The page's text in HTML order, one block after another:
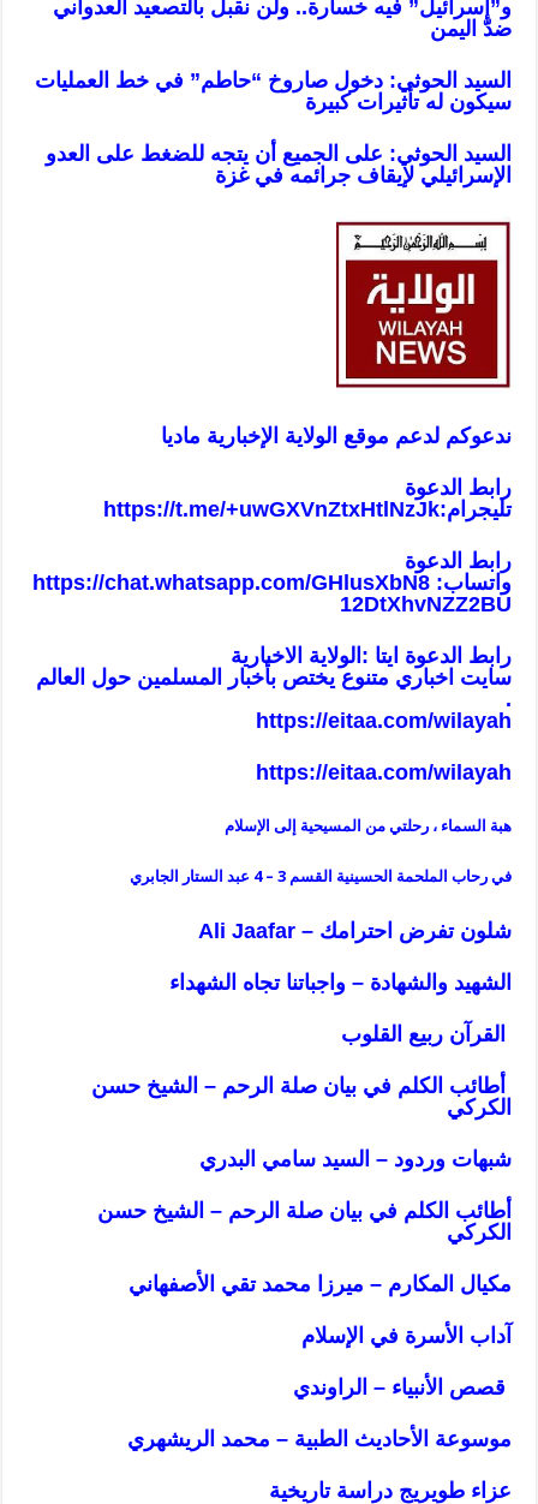
و”إسرائيل” فيه خسارة.. ولن نقبل بالتصعيد العدواني
ضدّ اليمن
السيد الحوثي: دخول صاروخ “حاطم” في خط العمليات
سيكون له تأثيرات كبيرة
السيد الحوثي: على الجميع أن يتجه للضغط على العدو
الإسرائيلي لإيقاف جرائمه في غزة
ندعوكم لدعم موقع الولاية الإخبارية ماديا
رابط الدعوة
تليجرام:https://t.me/+uwGXVnZtxHtlNzJk
رابط الدعوة
واتساب:https://chat.whatsapp.com/GHlusXbN8
12DtXhvNZZ2BU
رابط الدعوة ايتا :الولاية الاخبارية
سايت اخباري متنوع يختص بأخبار المسلمين حول العالم
.
https://eitaa.com/wilayah
https://eitaa.com/wilayah
هبة السماء ، رحلتي من المسيحية إلى الإسلام
في رحاب الملحمة الحسينية القسم 3 – 4 عبد الستار الجابري
شلون تفرض احترامك – Ali Jaafar
الشهيد والشهادة – واجباتنا تجاه الشهداء
القرآن ربيع القلوب
أطائب الكلم في بيان صلة الرحم – الشيخ حسن
الكركي
شبهات وردود – السيد سامي البدري
أطائب الكلم في بيان صلة الرحم – الشيخ حسن
الكركي
مكيال المكارم – ميرزا محمد تقي الأصفهاني
آداب الأسرة في الإسلام
قصص الأنبياء – الراوندي
موسوعة الأحاديث الطبية – محمد الريشهري
عزاء طويريج دراسة تاريخية